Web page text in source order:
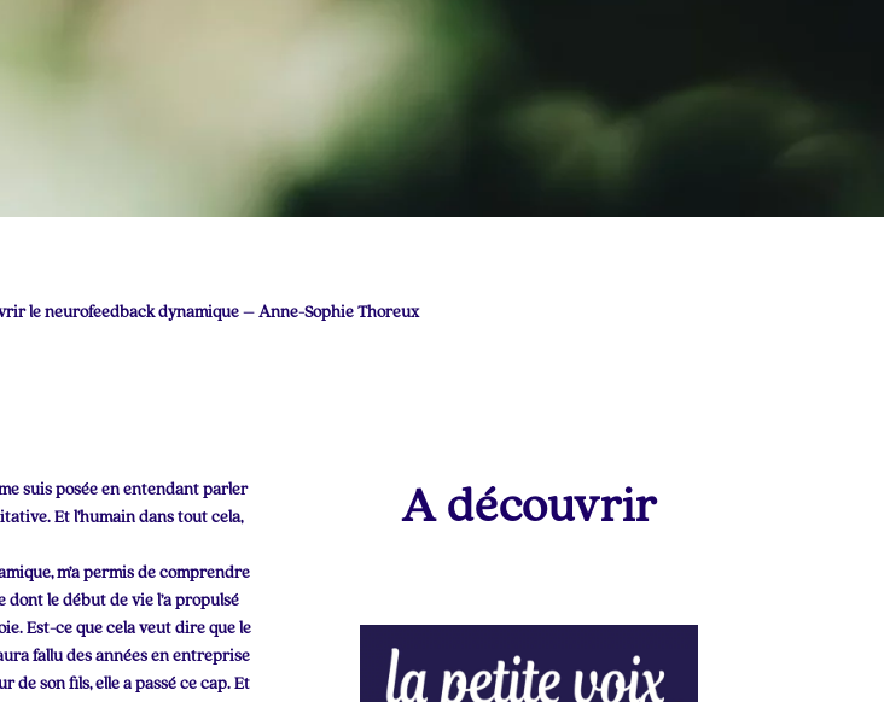
le neurofeedback dynamique – Anne-Sophie Thoreux
suis posée en entendant parler
Et l’humain dans tout cela,
m’a permis de comprendre
dont le début de vie l’a propulsé
Est-ce que cela veut dire que le
fallu des années en entreprise
de son fils, elle a passé ce cap. Et
A découvrir